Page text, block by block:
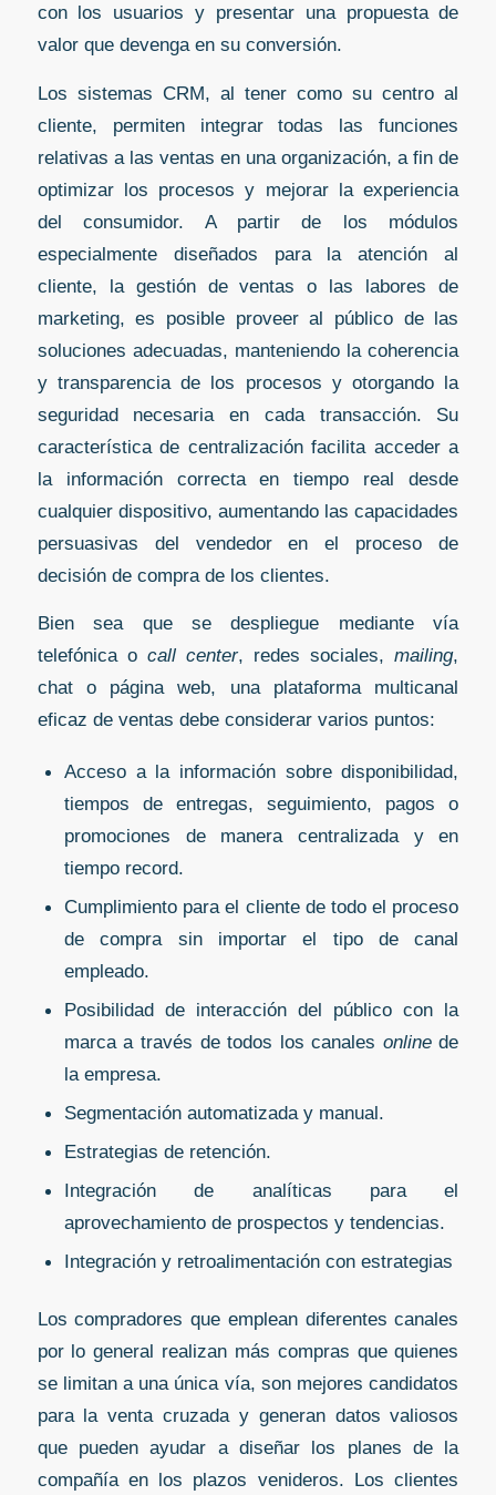
con los usuarios y presentar una propuesta de
valor que devenga en su conversión.
Los sistemas CRM, al tener como su centro al
cliente, permiten integrar todas las funciones
relativas a las ventas en una organización, a fin de
optimizar los procesos y mejorar la experiencia
del consumidor. A partir de los módulos
especialmente diseñados para la atención al
cliente, la gestión de ventas o las labores de
marketing, es posible proveer al público de las
soluciones adecuadas, manteniendo la coherencia
y transparencia de los procesos y otorgando la
seguridad necesaria en cada transacción. Su
característica de centralización facilita acceder a
la información correcta en tiempo real desde
cualquier dispositivo, aumentando las capacidades
persuasivas del vendedor en el proceso de
decisión de compra de los clientes.
Bien sea que se despliegue mediante vía
telefónica o call center, redes sociales,mailing,
chat o página web, una plataforma multicanal
eficaz de ventas debe considerar varios puntos:
Acceso a la información sobre disponibilidad,
tiempos de entregas, seguimiento, pagos o
promociones de manera centralizada y en
tiempo record.
Cumplimiento para el cliente de todo el proceso
de compra sin importar el tipo de canal
empleado.
Posibilidad de interacción del público con la
marca a través de todos los canales onlinede
la empresa.
Segmentación automatizada y manual.
Estrategias de retención.
Integración de analíticas para el
aprovechamiento de prospectos y tendencias.
Integración y retroalimentación con estrategias
Los compradores que emplean diferentes canales
por lo general realizan más compras que quienes
se limitan a una única vía, son mejores candidatos
para la venta cruzada y generan datos valiosos
que pueden ayudar a diseñar los planes de la
compañía en los plazos venideros. Los clientes